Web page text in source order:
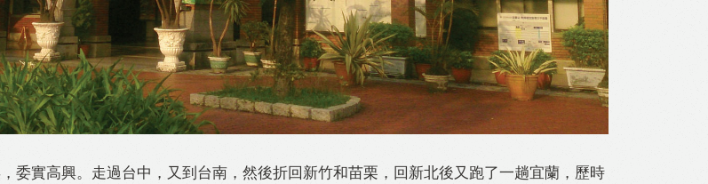
委實高興。走過台中，又到台南，然後折回新竹和苗栗，回新北後又跑了一趟宜蘭，歷時